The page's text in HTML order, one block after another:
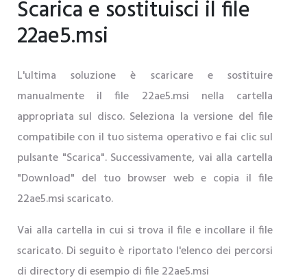
Scarica e sostituisci il file
22ae5.msi
L'ultima soluzione è scaricare e sostituire
manualmente il file 22ae5.msi nella cartella
appropriata sul disco. Seleziona la versione del file
compatibile con il tuo sistema operativo e fai clic sul
pulsante "Scarica". Successivamente, vai alla cartella
"Download" del tuo browser web e copia il file
22ae5.msi scaricato.
Vai alla cartella in cui si trova il file e incollare il file
scaricato. Di seguito è riportato l'elenco dei percorsi
di directory di esempio di file 22ae5.msi